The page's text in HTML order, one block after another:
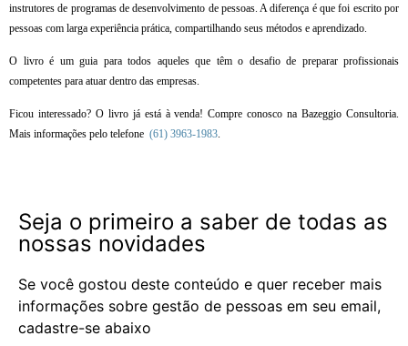
instrutores de programas de desenvolvimento de pessoas. A diferença é que foi escrito por
pessoas com larga experiência prática, compartilhando seus métodos e aprendizado.
O livro é um guia para todos aqueles que têm o desafio de preparar profissionais
competentes para atuar dentro das empresas.
Ficou interessado? O livro já está à venda! Compre conosco na Bazeggio Consultoria.
Mais informações pelo telefone (61) 3963-1983.
Seja o primeiro a saber de todas as
nossas novidades
Se você gostou deste conteúdo e quer receber mais
informações sobre gestão de pessoas em seu email,
cadastre-se abaixo